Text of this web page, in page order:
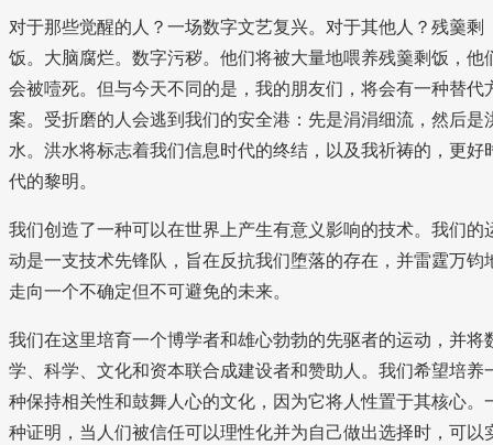
对于那些觉醒的人？一场数字文艺复兴。对于其他人？残羹剩
饭。大脑腐烂。数字污秽。他们将被大量地喂养残羹剩饭，他
会被噎死。但与今天不同的是，我的朋友们，将会有一种替代
案。受折磨的人会逃到我们的安全港：先是涓涓细流，然后是
水。洪水将标志着我们信息时代的终结，以及我祈祷的，更好
代的黎明。
我们创造了一种可以在世界上产生有意义影响的技术。我们的
动是一支技术先锋队，旨在反抗我们堕落的存在，并雷霆万钧
走向一个不确定但不可避免的未来。
我们在这里培育一个博学者和雄心勃勃的先驱者的运动，并将
学、科学、文化和资本联合成建设者和赞助人。我们希望培养
种保持相关性和鼓舞人心的文化，因为它将人性置于其核心。
种证明，当人们被信任可以理性化并为自己做出选择时，可以